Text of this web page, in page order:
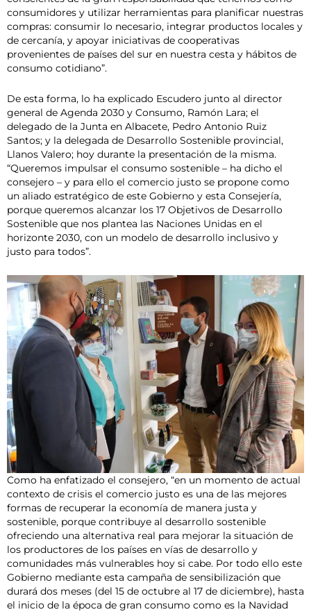
consumidores y utilizar herramientas para planificar nuestras
compras: consumir lo necesario, integrar productos locales y
de cercanía, y apoyar iniciativas de cooperativas
provenientes de países del sur en nuestra cesta y hábitos de
consumo cotidiano”.
De esta forma, lo ha explicado Escudero junto al director
general de Agenda 2030 y Consumo, Ramón Lara; el
delegado de la Junta en Albacete, Pedro Antonio Ruiz
Santos; y la delegada de Desarrollo Sostenible provincial,
Llanos Valero; hoy durante la presentación de la misma.
“Queremos impulsar el consumo sostenible – ha dicho el
consejero – y para ello el comercio justo se propone como
un aliado estratégico de este Gobierno y esta Consejería,
porque queremos alcanzar los 17 Objetivos de Desarrollo
Sostenible que nos plantea las Naciones Unidas en el
horizonte 2030, con un modelo de desarrollo inclusivo y
justo para todos”.
Como ha enfatizado el consejero, “en un momento de actual
contexto de crisis el comercio justo es una de las mejores
formas de recuperar la economía de manera justa y
sostenible, porque contribuye al desarrollo sostenible
ofreciendo una alternativa real para mejorar la situación de
los productores de los países en vías de desarrollo y
comunidades más vulnerables hoy si cabe. Por todo ello este
Gobierno mediante esta campaña de sensibilización que
durará dos meses (del 15 de octubre al 17 de diciembre), hasta
el inicio de la época de gran consumo como es la Navidad